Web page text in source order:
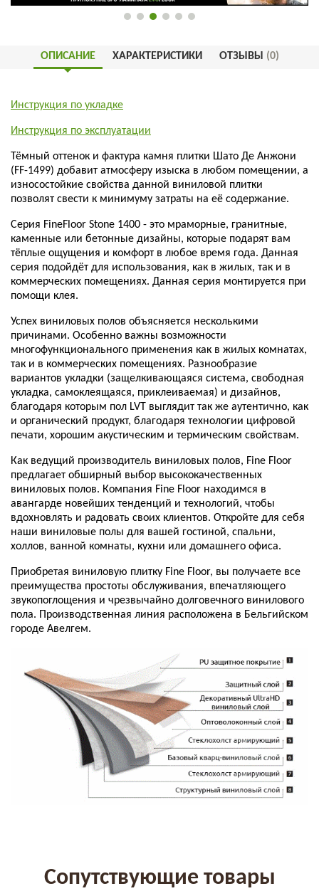
ОПИСАНИЕ ХАРАКТЕРИСТИКИ ОТЗЫВЫ (0)
Инструкция по укладке
Инструкция по эксплуатации
Тёмный оттенок и фактура камня плитки Шато Де Анжони
(FF-1499) добавит атмосферу изыска в любом помещении, а
износостойкие свойства данной виниловой плитки
позволят свести к минимуму затраты на её содержание.
Серия FineFloor Stone 1400 - это мраморные, гранитные,
каменные или бетонные дизайны, которые подарят вам
тёплые ощущения и комфорт в любое время года. Данная
серия подойдёт для использования, как в жилых, так и в
коммерческих помещениях. Данная серия монтируется при
помощи клея.
Успех виниловых полов объясняется несколькими
причинами. Особенно важны возможности
многофункционального применения как в жилых комнатах,
так и в коммерческих помещениях. Разнообразие
вариантов укладки (защелкивающаяся система, свободная
укладка, самоклеящаяся, приклеиваемая) и дизайнов,
благодаря которым пол LVT выглядит так же аутентично, как
и органический продукт, благодаря технологии цифровой
печати, хорошим акустическим и термическим свойствам.
Как ведущий производитель виниловых полов, Fine Floor
предлагает обширный выбор высококачественных
виниловых полов. Компания Fine Floor находимся в
авангарде новейших тенденций и технологий, чтобы
вдохновлять и радовать своих клиентов. Откройте для себя
наши виниловые полы для вашей гостиной, спальни,
холлов, ванной комнаты, кухни или домашнего офиса.
Приобретая виниловую плитку Fine Floor, вы получаете все
преимущества простоты обслуживания, впечатляющего
звукопоглощения и чрезвычайно долговечного винилового
пола. Производственная линия расположена в Бельгийском
городе Авелгем.
Сопутствующие товары